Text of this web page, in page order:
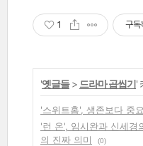
1 구독
'옛글들> 드라마 곱씹기'
'스위트홈', 생존보다 중
'런 온', 임시완과 신세경
의 진짜 의미
(0)